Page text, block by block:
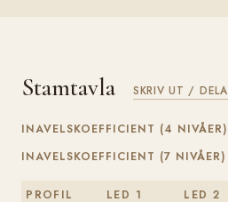
Stamtavla SKRIV UT / DELA
INAVELSKOEFFICIENT (4 NIVÅER)
INAVELSKOEFFICIENT (7 NIVÅER)
PROFIL LED 1 LED 2